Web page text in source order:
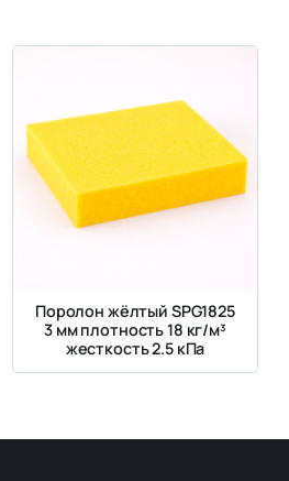
Поролон жёлтый SPG1825
3 мм плотность 18 кг/м³
жесткость 2.5 кПа